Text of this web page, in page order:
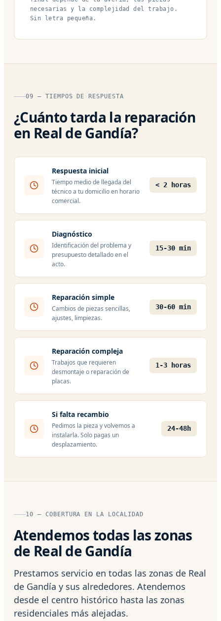
necesarias y la complejidad del trabajo.
Sin letra pequeña.
09 — TIEMPOS DE RESPUESTA
¿Cuánto tarda la reparación
en Real de Gandía?
Respuesta inicial
Tiempo medio de llegada del
técnico a tu domicilio en horario
comercial.
< 2 horas
Diagnóstico
Identificación del problema y
presupuesto detallado en el
acto.
15-30 min
Reparación simple
Cambios de piezas sencillas,
ajustes, limpiezas.
30-60 min
Reparación compleja
Trabajos que requieren
desmontaje o reparación de
placas.
1-3 horas
Si falta recambio
Pedimos la pieza y volvemos a
instalarla. Solo pagas un
desplazamiento.
24-48h
10 — COBERTURA EN LA LOCALIDAD
Atendemos todas las zonas
de Real de Gandía
Prestamos servicio en todas las zonas de Real
de Gandía y sus alrededores. Atendemos
desde el centro histórico hasta las zonas
residenciales más alejadas.